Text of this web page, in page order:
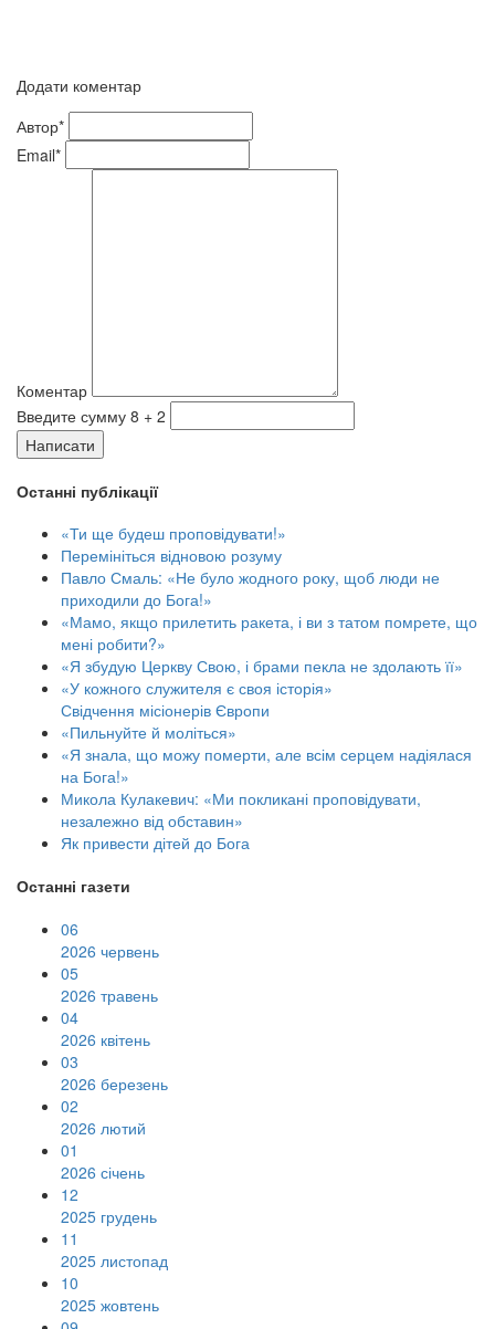
Додати коментар
Автор*
Email*
Коментар
Введите сумму 8 + 2
Написати
Останні публікації
«Ти ще будеш проповідувати!»
Перемініться відновою розуму
Павло Смаль: «Не було жодного року, щоб люди не
приходили до Бога!»
«Мамо, якщо прилетить ракета, і ви з татом помрете, що
мені робити?»
«Я збудую Церкву Свою, і брами пекла не здолають її»
«У кожного служителя є своя історія»
Свідчення місіонерів Європи
«Пильнуйте й моліться»
«Я знала, що можу померти, але всім серцем надіялася
на Бога!»
Микола Кулакевич: «Ми покликані проповідувати,
незалежно від обставин»
Як привести дітей до Бога
Останні газети
06
2026 червень
05
2026 травень
04
2026 квітень
03
2026 березень
02
2026 лютий
01
2026 січень
12
2025 грудень
11
2025 листопад
10
2025 жовтень